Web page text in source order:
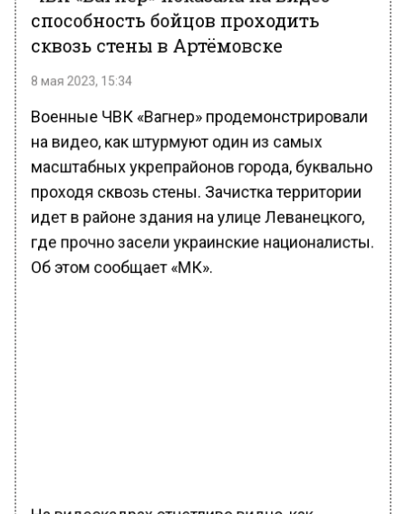
способность бойцов проходить
сквозь стены в Артёмовске
8 мая 2023, 15:34
Военные ЧВК «Вагнер» продемонстрировали
на видео, как штурмуют один из самых
масштабных укрепрайонов города, буквально
проходя сквозь стены. Зачистка территории
идет в районе здания на улице Леванецкого,
где прочно засели украинские националисты.
Об этом сообщает «МК».